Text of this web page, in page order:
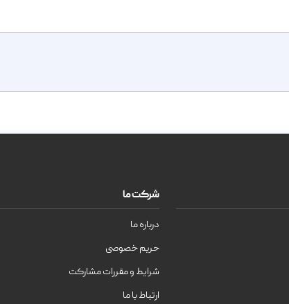
شرکت ما
درباره ما
حریم خصوصی
شرایط و مقررات مشارکت
ارتباط با ما